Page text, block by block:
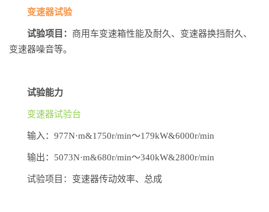
变速器试验
试验项目： 商用车变速箱性能及耐久、变速器换挡耐久、
变速器噪音等。
试验能力
变速器试验台
输入：977N·m&1750r/min～179kW&6000r/min
输出：5073N·m&680r/min～340kW&2800r/min
试验项目：变速器传动效率、总成